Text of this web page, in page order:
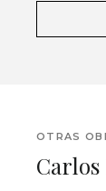
OTRAS
Carlos